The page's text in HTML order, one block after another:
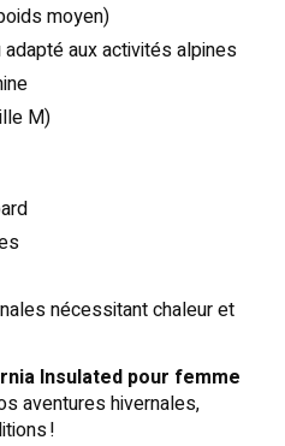
moyen)
adapté aux activités alpines
M)
nécessitant chaleur et
Insulated pour femme
aventures hivernales,
!